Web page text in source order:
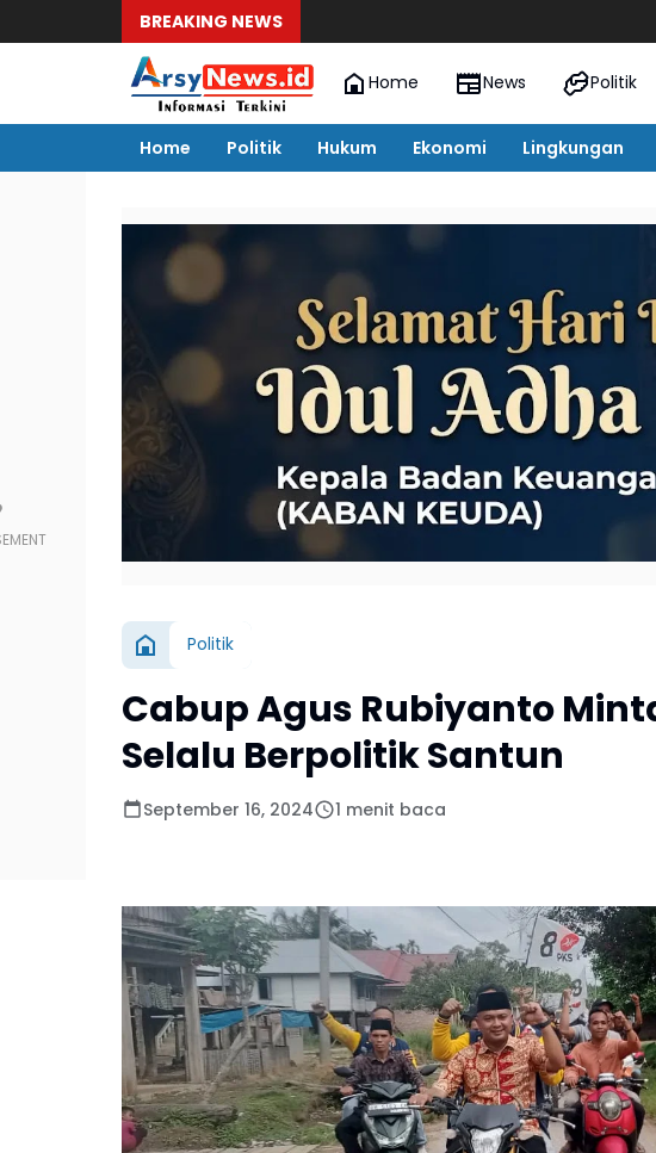
BREAKING NEWS
Home News Politik
Home Politik Hukum Ekonomi Lingkungan
Politik
Cabup Agus Rubiyanto
Selalu Berpolitik Santun
September 16, 2024 1 menit baca